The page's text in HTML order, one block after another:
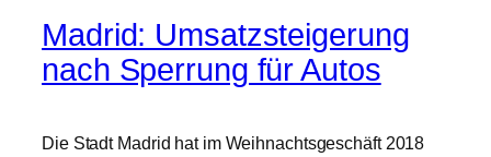
Die Stadt Madrid hat im Weihnachtsgeschäft 2018
die Innenstadt für KFZ gesperrt. Dass man dabei
selbstverständlich eine Verbesserung der Luftqualität
Umsatzsteigerung der lokalen Geschäfte hinzu.